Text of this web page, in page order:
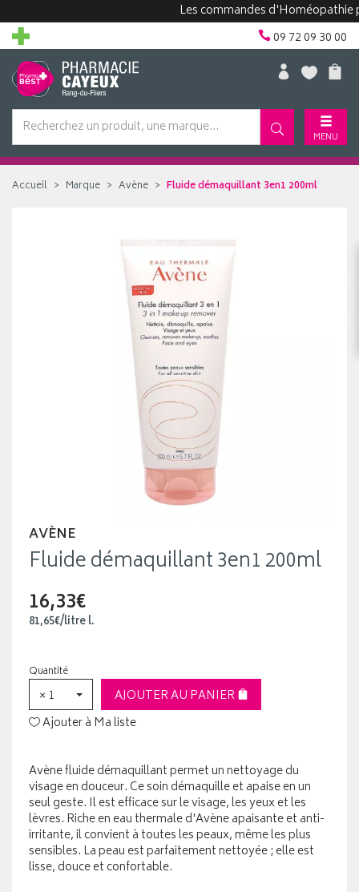
Les commandes d'Homéopathie
09 72 09 30 00
MENU
Accueil Marque Avène Fluide démaquillant 3en1 200ml
AVÈNE
Fluide démaquillant 3en1 200ml
16,33€
81,65€/litrel.
Quantité
× 1
AJOUTER AU PANIER
Ajouter à Ma liste
Avène fluide démaquillant permet un nettoyage du
visage en douceur. Ce soin démaquille et apaise en un
seul geste. Il est efficace sur le visage, les yeux et les
lèvres. Riche en eau thermale d'Avène apaisante et anti-
irritante, il convient à toutes les peaux, même les plus
sensibles. La peau est parfaitement nettoyée ; elle est
lisse, douce et confortable.